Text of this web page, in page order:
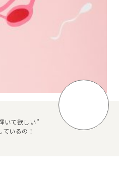
いて欲しい”
いるの！